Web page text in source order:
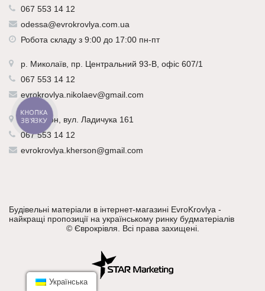
067 553 14 12
odessa@evrokrovlya.com.ua
Робота складу з 9:00 до 17:00 пн-пт
р. Миколаїв , пр. Центральний 93-В, офіс 607/1
067 553 14 12
evrokrovlya.nikolaev@gmail.com
р.Херсон , вул. Ладичука 161
067 553 14 12
evrokrovlya.kherson@gmail.com
Будівельні матеріали в інтернет-магазині EvroKrovlya -
найкращі пропозиції на українському ринку будматеріалів
© Єврокрівля . Всі права захищені.
Українська
КНОПКА
ЗВ'ЯЗКУ